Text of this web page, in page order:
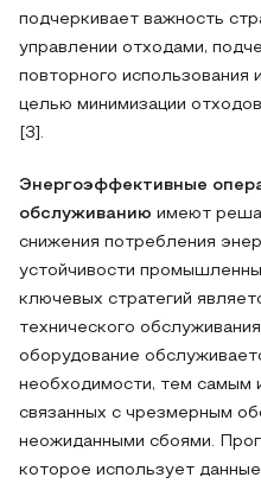
подчеркивает важность
управлении отходами,
повторного использования
целью минимизации
[3].
Энергоэффективные
обслуживанию имеют
снижения потребления
устойчивости
ключевых стратегий
технического
оборудование
необходимости, тем самым
связанных с чрезмерным
неожиданными сбоями.
которое использует